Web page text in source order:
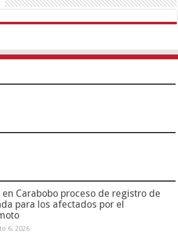
Carabobo proceso de registro de
para los afectados por el
6, 2026